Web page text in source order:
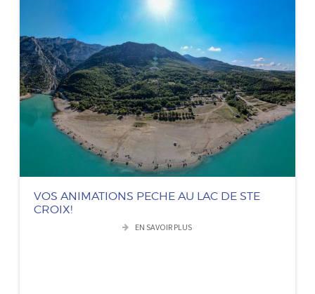
VOS ANIMATIONS PECHE AU LAC DE STE
CROIX!
EN SAVOIR PLUS